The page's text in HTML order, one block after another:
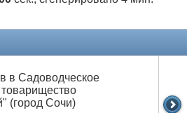
в Садоводческое
(город Сочи)